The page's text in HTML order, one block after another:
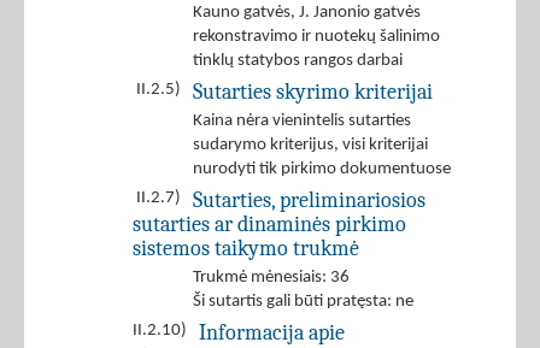
Kauno gatvės, J. Janonio gatvės
rekonstravimo ir nuotekų šalinimo
tinklų statybos rangos darbai
II.2.5)
Sutarties skyrimo kriterijai
Kaina nėra vienintelis sutarties
sudarymo kriterijus, visi kriterijai
nurodyti tik pirkimo dokumentuose
II.2.7)
Sutarties, preliminariosios
sutarties ar dinaminės pirkimo
sistemos taikymo trukmė
Trukmė mėnesiais: 36
Ši sutartis gali būti pratęsta: ne
II.2.10)
Informacija apie